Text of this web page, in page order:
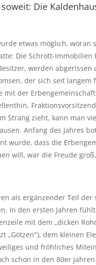
Die
etwas möglich, woran
Die Schrott-Immobilien
werden
der sich seit langem
mit der
Strang zieht, kann man
Anfang des Jahres
wurde, dass die
will, war die Freude
als ergänzender Teil der
In den ersten Jahren
mit dem „dicken
„Götzen"), dem kleinen
und fröhliches
schon in den 80er